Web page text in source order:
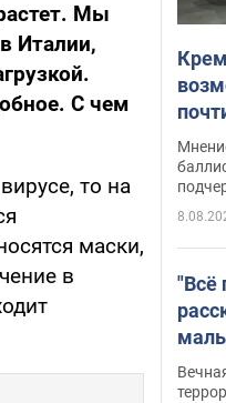
Мы
Италии,
С чем
то на
маски,
в
"Всё